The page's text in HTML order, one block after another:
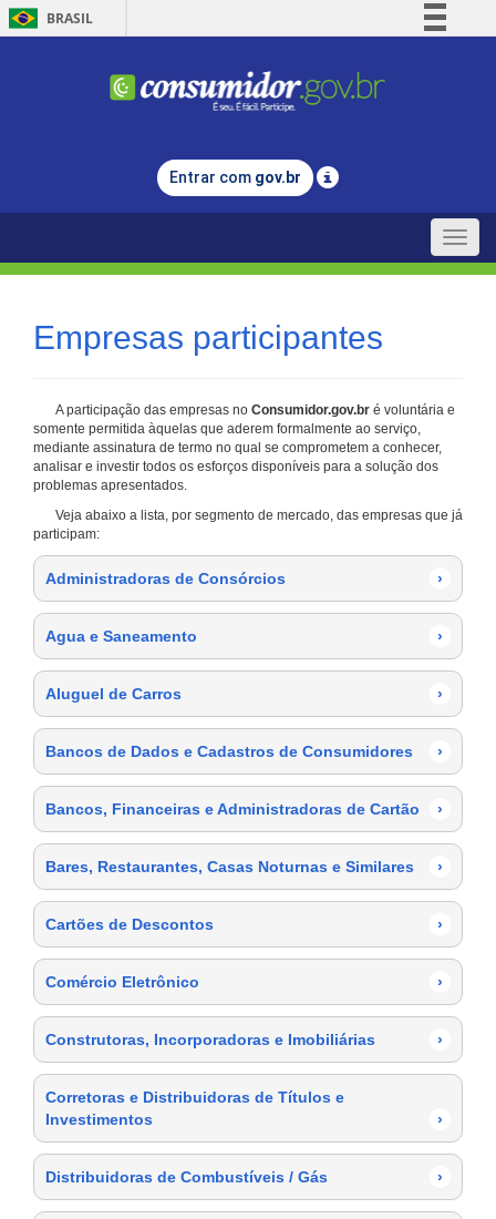
BRASIL
Comunica BR
Legislação
Entrar com gov.br
Toggle
Empresas participantes
A participação das empresas no Consumidor.gov.br é voluntária e
somente permitida àquelas que aderem formalmente ao serviço,
mediante assinatura de termo no qual se comprometem a conhecer,
analisar e investir todos os esforços disponíveis para a solução dos
problemas apresentados.
Veja abaixo a lista, por segmento de mercado, das empresas que já
participam:
Administradoras de Consórcios ›
Agua e Saneamento ›
Aluguel de Carros ›
Bancos de Dados e Cadastros de Consumidores ›
Bancos, Financeiras e Administradoras de Cartão ›
Bares, Restaurantes, Casas Noturnas e Similares ›
Cartões de Descontos ›
Comércio Eletrônico ›
Construtoras, Incorporadoras e Imobiliárias ›
Corretoras e Distribuidoras de Títulos e
Investimentos
›
Distribuidoras de Combustíveis / Gás ›